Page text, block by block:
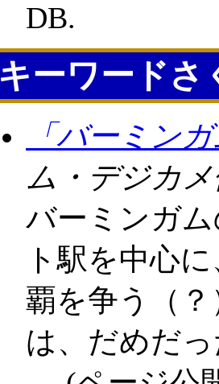
DB.
キーワードさ
「バーミン
ム・デジカ
バーミンガ
ト駅を中心
覇を争う（？
は、だめだ